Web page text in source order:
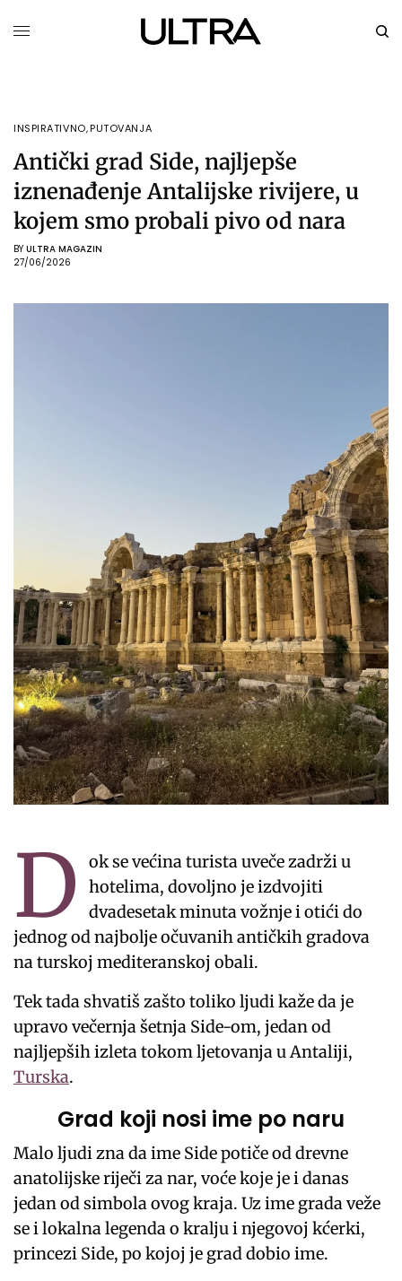
INSPIRATIVNO,PUTOVANJA
Antički grad Side, najljepše
iznenađenje Antalijske rivijere, u
kojem smo probali pivo od nara
BY ULTRA MAGAZIN
27/06/2026
D
ok se većina turista uveče zadrži u
hotelima, dovoljno je izdvojiti
dvadesetak minuta vožnje i otići do
jednog od najbolje očuvanih antičkih gradova
na turskoj mediteranskoj obali.
Tek tada shvatiš zašto toliko ljudi kaže da je
upravo večernja šetnja Side-om, jedan od
najljepših izleta tokom ljetovanja u Antaliji,
Turska.
Grad koji nosi ime po naru
Malo ljudi zna da ime Side potiče od drevne
anatolijske riječi za nar, voće koje je i danas
jedan od simbola ovog kraja. Uz ime grada veže
se i lokalna legenda o kralju i njegovoj kćerki,
princezi Side, po kojoj je grad dobio ime.